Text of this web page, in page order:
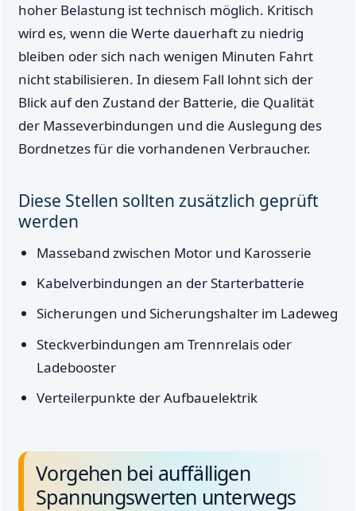
hoher Belastung ist technisch möglich. Kritisch
wird es, wenn die Werte dauerhaft zu niedrig
bleiben oder sich nach wenigen Minuten Fahrt
nicht stabilisieren. In diesem Fall lohnt sich der
Blick auf den Zustand der Batterie, die Qualität
der Masseverbindungen und die Auslegung des
Bordnetzes für die vorhandenen Verbraucher.
Diese Stellen sollten zusätzlich geprüft
werden
Masseband zwischen Motor und Karosserie
Kabelverbindungen an der Starterbatterie
Sicherungen und Sicherungshalter im Ladeweg
Steckverbindungen am Trennrelais oder
Ladebooster
Verteilerpunkte der Aufbauelektrik
Vorgehen bei auffälligen
Spannungswerten unterwegs